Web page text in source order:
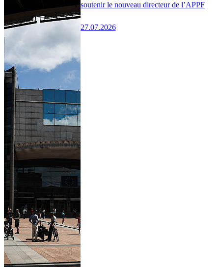
soutenir le nouveau directeur de l’APPF
27.07.2026